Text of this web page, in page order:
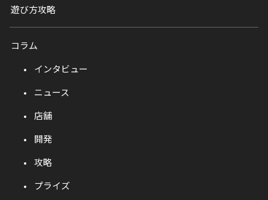
遊び方攻略
コラム
インタビュー
ニュース
店舗
開発
攻略
プライズ